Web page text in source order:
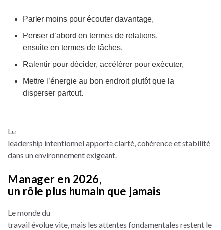
Parler moins pour écouter davantage,
Penser d’abord en termes de relations,
ensuite en termes de tâches,
Ralentir pour décider, accélérer pour exécuter,
Mettre l’énergie au bon endroit plutôt que la
disperser partout.
Le
leadership intentionnel apporte clarté, cohérence et stabilité
dans un environnement exigeant.
Manager en 2026,
un rôle plus humain que jamais
Le monde du
travail évolue vite, mais les attentes fondamentales restent le